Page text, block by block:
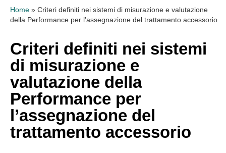
Home » Criteri definiti nei sistemi di misurazione e valutazione
della Performance per l’assegnazione del trattamento accessorio
Criteri definiti nei sistemi
di misurazione e
valutazione della
Performance per
l’assegnazione del
trattamento accessorio